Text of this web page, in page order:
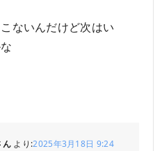
ないんだけど次はい
ん より:2025年3月18日 9:24